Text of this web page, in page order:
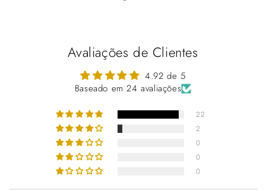
Avaliações de Clientes
4.92 de 5
Baseado em 24 avaliações
22
2
0
0
0